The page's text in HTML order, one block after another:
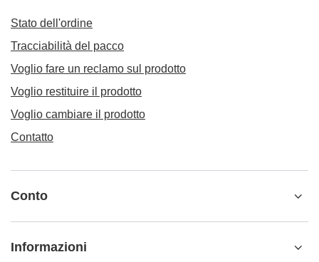
Stato dell'ordine
Tracciabilità del pacco
Voglio fare un reclamo sul prodotto
Voglio restituire il prodotto
Voglio cambiare il prodotto
Contatto
Conto
Informazioni